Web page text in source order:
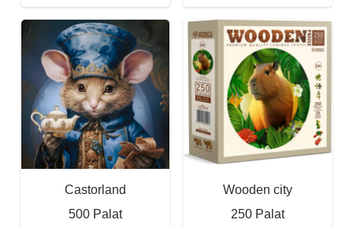
Castorland
500 Palat
Wooden city
250 Palat